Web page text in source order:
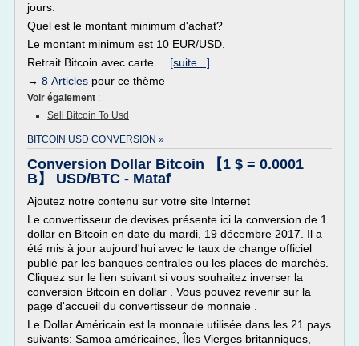
jours.
Quel est le montant minimum d'achat?
Le montant minimum est 10 EUR/USD.
Retrait Bitcoin avec carte... [suite...]
→ 8 Articles pour ce thème
Voir également :
Sell Bitcoin To Usd
BITCOIN USD CONVERSION »
Conversion Dollar Bitcoin 【1 $ = 0.0001
B】 USD/BTC - Mataf
Ajoutez notre contenu sur votre site Internet
Le convertisseur de devises présente ici la conversion de 1
dollar en Bitcoin en date du mardi, 19 décembre 2017. Il a
été mis à jour aujourd'hui avec le taux de change officiel
publié par les banques centrales ou les places de marchés.
Cliquez sur le lien suivant si vous souhaitez inverser la
conversion Bitcoin en dollar . Vous pouvez revenir sur la
page d'accueil du convertisseur de monnaie .
Le Dollar Américain est la monnaie utilisée dans les 21 pays
suivants: Samoa américaines, Îles Vierges britanniques,